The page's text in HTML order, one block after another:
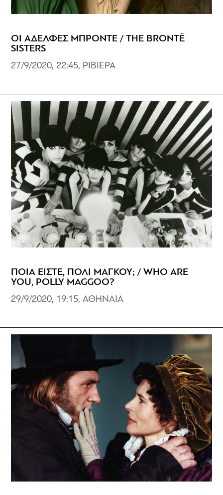
ΟΙ ΑΔΕΛΦΕΣ ΜΠΡΟΝΤΕ / THE BRONTË
SISTERS
27/9/2020, 22:45, ΡΙΒΙΕΡΑ
ΠΟΙΑ ΕΙΣΤΕ, ΠΟΛΙ ΜΑΓΚΟΥ; / WHO ARE
YOU, POLLY MAGGOO?
29/9/2020, 19:15, ΑΘΗΝΑΙΑ